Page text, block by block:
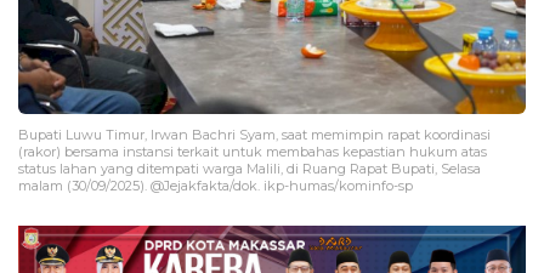
Bupati Luwu Timur, Irwan Bachri Syam, saat memimpin rapat koordinasi
(rakor) bersama instansi terkait untuk membahas kepastian hukum atas
status lahan yang ditempati warga Malili, di Ruang Rapat Bupati, Selasa
malam (30/09/2025). @Jejakfakta/dok. ikp-humas/kominfo-sp